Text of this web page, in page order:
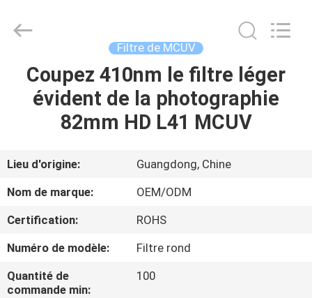
MAISON
PRODUITS
AU
SUJET
DE
VISITE
Technology
Reserved.
Filtre de MCUV
Coupez 410nm le filtre léger
évident de la photographie
82mm HD L41 MCUV
Lieu d'origine:
Guangdong, Chine
Nom de marque:
OEM/ODM
Certification:
ROHS
Numéro de modèle:
Filtre rond
Quantité de
commande min:
100